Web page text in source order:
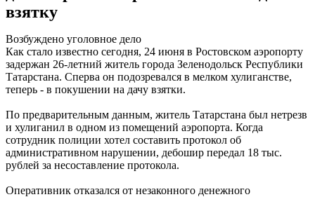
взятку
Возбуждено уголовное дело
Как стало известно сегодня, 24 июня в Ростовском аэропорту
задержан 26-летний житель города Зеленодольск Республики
Татарстана. Сперва он подозревался в мелком хулиганстве,
теперь - в покушении на дачу взятки.
По предварительным данным, житель Татарстана был нетрезв
и хулиганил в одном из помещений аэропорта. Когда
сотрудник полиции хотел составить протокол об
административном нарушении, дебошир передал 18 тыс.
рублей за несоставление протокола.
Оперативник отказался от незаконного денежного